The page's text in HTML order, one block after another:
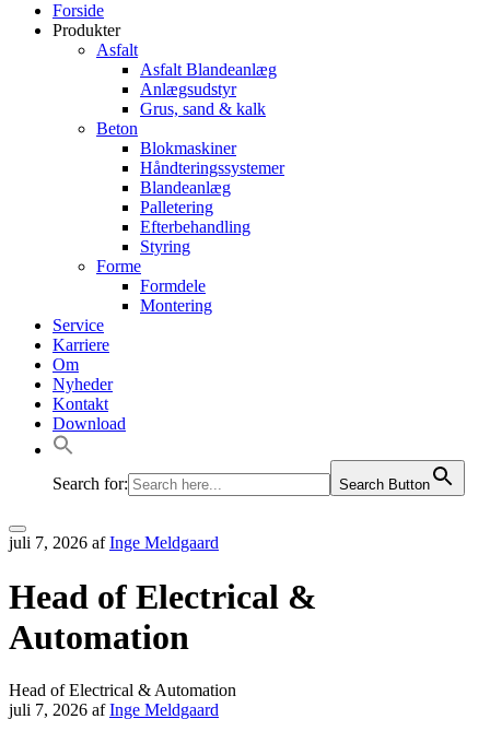
Forside
Produkter
Asfalt
Asfalt Blandeanlæg
Anlægsudstyr
Grus, sand & kalk
Beton
Blokmaskiner
Håndteringssystemer
Blandeanlæg
Palletering
Efterbehandling
Styring
Forme
Formdele
Montering
Service
Karriere
Om
Nyheder
Kontakt
Download
Search for: Search Button
Hovedmenu
juli 7, 2026 afInge Meldgaard
Head of Electrical &
Automation
Head of Electrical & Automation
juli 7, 2026 afInge Meldgaard